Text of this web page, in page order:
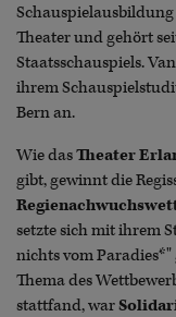
Theater und gehört
Staatsschauspiels.
ihrem
Bern an.
Wie dasTheater
gibt, gewinnt die
setzte sich mit ihrem
nichts vom
Thema des
stattfand, war